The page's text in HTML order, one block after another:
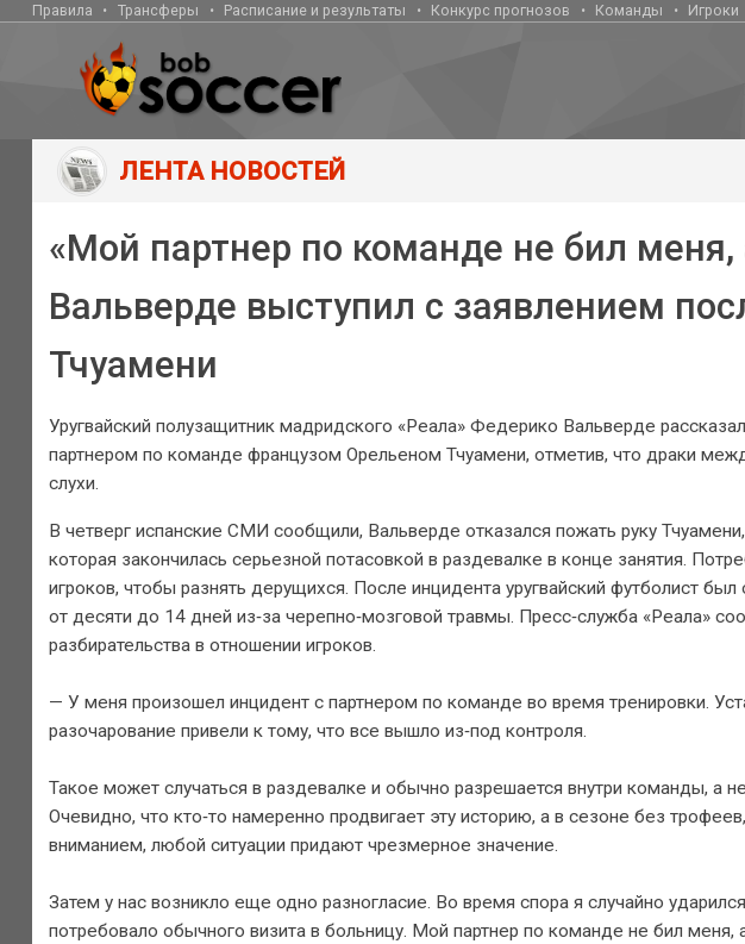
Правила Трансферы Расписание и результаты Конкурс прогнозов Команды Игроки
ЛЕНТА НОВОСТЕЙ
«Мой партнер по команде не бил меня,
Вальверде выступил с заявлением
Тчуамени
Уругвайский полузащитник мадридского «Реала» Федерико Вальверде
партнером по команде французом Орельеном Тчуамени, отметив, что драки
слухи.
В четверг испанские СМИ сообщили, Вальверде отказался пожать руку
которая закончилась серьезной потасовкой в ​​раздевалке в конце занятия.
игроков, чтобы разнять дерущихся. После инцидента уругвайский футболист
от десяти до 14 дней из‑за черепно‑мозговой травмы. Пресс‑служба «Реала»
разбирательства в отношении игроков.
— У меня произошел инцидент с партнером по команде во время тренировки.
разочарование привели к тому, что все вышло из‑под контроля.
Такое может случаться в раздевалке и обычно разрешается внутри команды, а
Очевидно, что кто‑то намеренно продвигает эту историю, а в сезоне без
вниманием, любой ситуации придают чрезмерное значение.
Затем у нас возникло еще одно разногласие. Во время спора я случайно
потребовало обычного визита в больницу. Мой партнер по команде не бил